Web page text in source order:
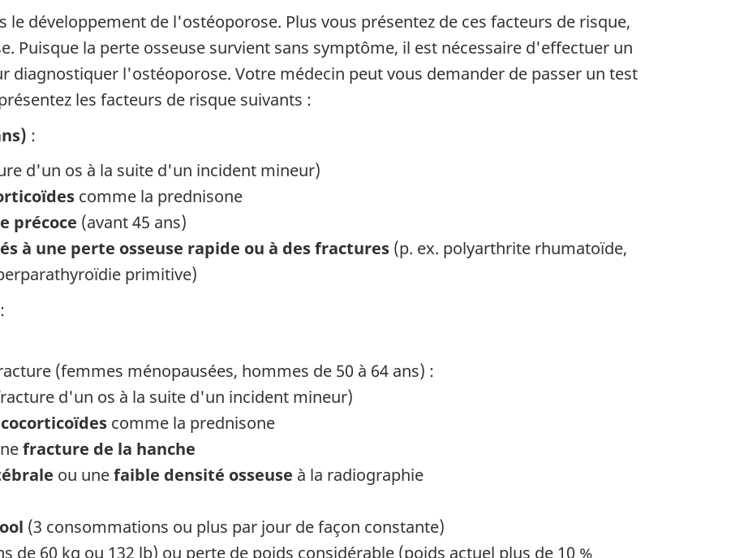
le développement de l'ostéoporose. Plus vous présentez de ces facteurs de risque,
Puisque la perte osseuse survient sans symptôme, il est nécessaire d'effectuer un
diagnostiquer l'ostéoporose. Votre médecin peut vous demander de passer un test
les facteurs de risque suivants :
:
d'un os à la suite d'un incident mineur)
comme la prednisone
précoce (avant 45 ans)
à une perte osseuse rapide ou à des fractures (p. ex. polyarthrite rhumatoïde,
primitive)
:
(femmes ménopausées, hommes de 50 à 64 ans) :
d'un os à la suite d'un incident mineur)
comme la prednisone
fracture de la hanche
ou unefaible densité osseuse à la radiographie
(3 consommations ou plus par jour de façon constante)
de 60 kg ou 132 lb) ou perte de poids considérable (poids actuel plus de 10 %